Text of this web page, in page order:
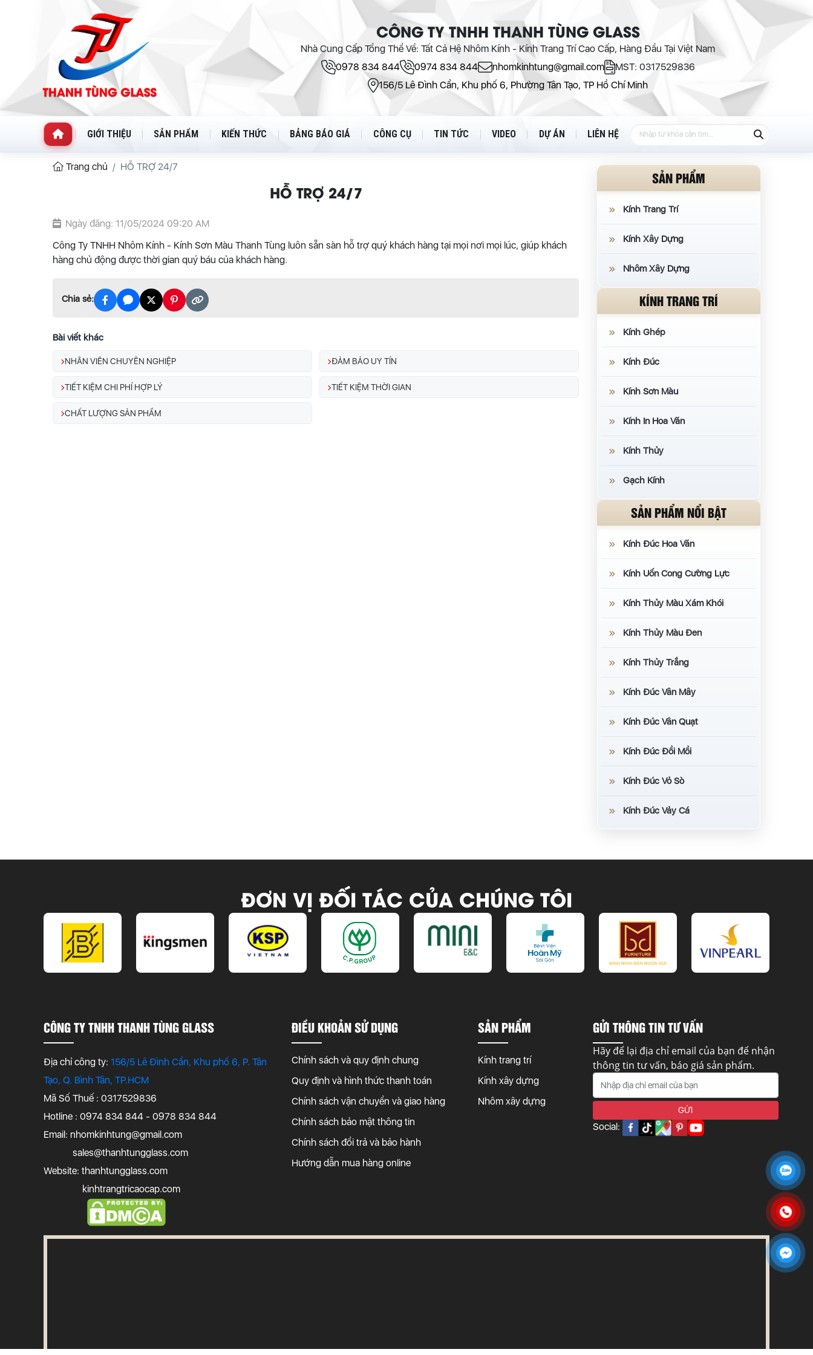
CÔNG TY TNHH THANH TÙNG GLASS
Nhà Cung Cấp Tổng Thể Về: Tất Cả Hệ Nhôm Kính - Kính Trang Trí Cao Cấp, Hàng Đầu Tại Việt Nam
0978 834 844
0974 834 844 nhomkinhtung@gmail.com
MST: 0317529836
156/5 Lê Đình Cẩn, Khu phố 6, Phường Tân Tạo, TP Hồ Chí Minh
GIỚI THIỆU SẢN PHẨM KIẾN THỨC BẢNG BÁO GIÁ CÔNG CỤ TIN TỨC VIDEO DỰ ÁN LIÊN HỆ
Trang chủ HỖ TRỢ 24/7
HỖ TRỢ 24/7
Ngày đăng: 11/05/2024 09:20 AM
Công Ty TNHH Nhôm Kính - Kính Sơn Màu Thanh Tùng luôn sẵn sàn hỗ trợ quý khách hàng tại mọi nơi mọi lúc, giúp khách
hàng chủ động được thời gian quý báu của khách hàng.
Chia sẻ:
Bài viết khác
NHÂN VIÊN CHUYÊN NGHIỆP ĐẢM BẢO UY TÍN
TIẾT KIỆM CHI PHÍ HỢP LÝ TIẾT KIỆM THỜI GIAN
CHẤT LƯỢNG SẢN PHẨM
SẢN PHẨM
Kính Trang Trí
Kính Xây Dựng
Nhôm Xây Dựng
KÍNH TRANG TRÍ
Kính Ghép
Kính Đúc
Kính Sơn Màu
Kính In Hoa Văn
Kính Thủy
Gạch Kính
SẢN PHẨM NỔI BẬT
Kính Đúc Hoa Văn
Kính Uốn Cong Cường Lực
Kính Thủy Màu Xám Khói
Kính Thủy Màu Đen
Kính Thủy Trắng
Kính Đúc Vân Mây
Kính Đúc Vân Quạt
Kính Đúc Đồi Mồi
Kính Đúc Vỏ Sò
Kính Đúc Vảy Cá
ĐƠN VỊ ĐỐI TÁC CỦA CHÚNG TÔI
CÔNG TY TNHH THANH TÙNG GLASS
Địa chỉ công ty: 156/5 Lê Đình Cẩn, Khu phố 6, P. Tân
Tạo, Q. Bình Tân, TP.HCM
Mã Số Thuế : 0317529836
Hotline : 0974 834 844 - 0978 834 844
Email: nhomkinhtung@gmail.com
sales@thanhtungglass.com
Website: thanhtungglass.com
kinhtrangtricaocap.com
ĐIỀU KHOẢN SỬ DỤNG
Chính sách và quy định chung
Quy định và hình thức thanh toán
Chính sách vận chuyển và giao hàng
Chính sách bảo mật thông tin
Chính sách đổi trả và bảo hành
Hướng dẫn mua hàng online
SẢN PHẨM
Kính trang trí
Kính xây dựng
Nhôm xây dựng
GỬI THÔNG TIN TƯ VẤN
Hãy để lại địa chỉ email của bạn để nhận
thông tin tư vấn, báo giá sản phẩm.
Social: